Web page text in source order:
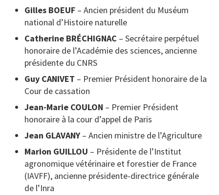
Gilles BOEUF – Ancien président du Muséum
national d’Histoire naturelle
Catherine BRÉCHIGNAC – Secrétaire perpétuel
honoraire de l’Académie des sciences, ancienne
présidente du CNRS
Guy CANIVET – Premier Président honoraire de la
Cour de cassation
Jean-Marie COULON – Premier Président
honoraire à la cour d’appel de Paris
Jean GLAVANY – Ancien ministre de l’Agriculture
Marion GUILLOU – Présidente de l’Institut
agronomique vétérinaire et forestier de France
(IAVFF), ancienne présidente-directrice générale
de l’Inra